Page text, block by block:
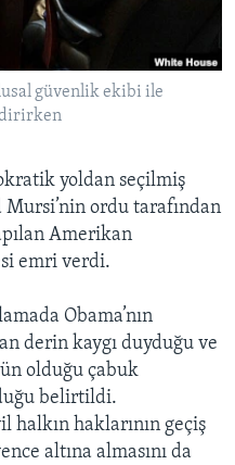
güvenlik ekibi ile
yoldan seçilmiş
ordu tarafından
Amerikan
emri verdi.
Obama’nın
derin kaygı duyduğu ve
olduğu çabuk
belirtildi.
halkın haklarının geçiş
altına almasını da